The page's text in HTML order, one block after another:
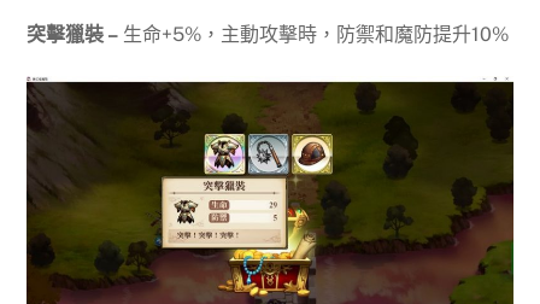
突擊獵裝 – 生命+5%，主動攻擊時，防禦和魔防提升10%